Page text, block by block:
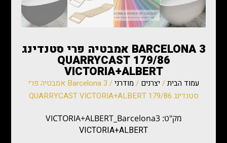
3 BARCELONA אמבטיה פרי סטנדינג
179/86 QUARRYCAST
VICTORIA+ALBERT
עמוד הבית/ יצרנים / מודרני
/ 3 Barcelona אמבטיה פרי
סטנדינג 179/86 QUARRYCAST VICTORIA+ALBERT
מק"ט: VICTORIA+ALBERT_Barcelona3
VICTORIA+ALBERT